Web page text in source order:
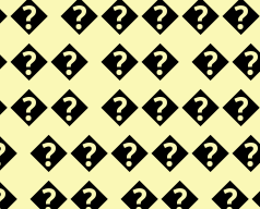
��
�� ��